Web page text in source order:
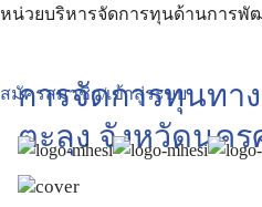
หน่วยบริหารจัดการทุนด้านการพั
สมัครสมาชิก/เข้าสู่ระบบ
การจัดการทุนทา
ตะลุง จังหวัดนคร